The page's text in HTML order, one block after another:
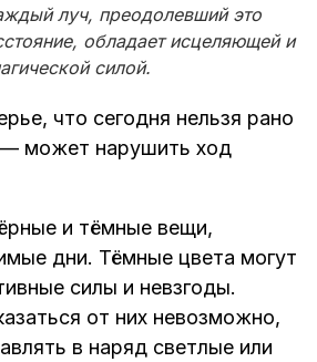
луч, преодолевший это
обладает исцеляющей и
силой.
что сегодня нельзя рано
может нарушить ход
и тёмные вещи,
дни. Тёмные цвета могут
силы и невзгоды.
от них невозможно,
в наряд светлые или